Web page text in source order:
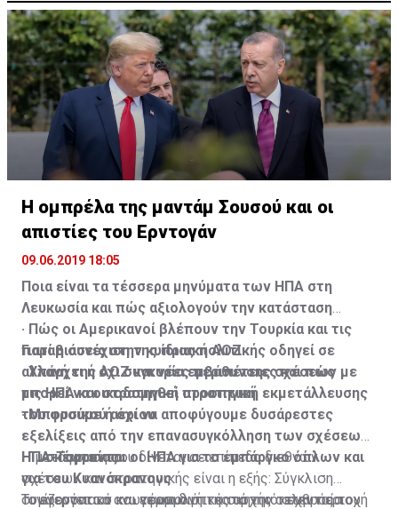
Η ομπρέλα της μαντάμ Σουσού και οι
απιστίες του Ερντογάν
09.06.2019 18:05
Ποια είναι τα τέσσερα μηνύματα των ΗΠΑ στη
Λευκωσία και πώς αξιολογούν την κατάσταση
Γιατί η συνέχιση της ίδιας πολιτικής οδηγεί σε
αλλαγή της ΑΟΖ και νέες περιπέτειες και πώς
μπορεί να οικοδομηθεί στρατηγική εκμετάλλευσης
του φυσικού αερίου
· Τι σκέφτονται οι ΗΠΑ για το εμπάργκο όπλων και
για του Κυανόκρανους
· Πώς οι Αμερικανοί βλέπουν την Τουρκία και τις
παραβιάσεις στην κυπριακή ΑΟΖ
· Υπάρχει ή όχι συγκυρία εμβάθυνσης σχέσεων με
τις ΗΠΑ και στρατηγική προοπτική
· Μπορούμε ή όχι να αποφύγουμε δυσάρεστες
εξελίξεις από την επανασυγκόλληση των σχέσεων
ΗΠΑ-Τουρκίας
Το ενεργειακό και γεωπολιτικό σκηνικό στην περιοχή
Η μετάφραση που δίνεται σε επίπεδο διεθνών
σχέσεων και στρατηγικής είναι η εξής: Σύγκλιση
συμφερόντων και εφαρμογή της αρχής ο εχθρός του
Τονίζονται τα ανωτέρω διότι κατά την τελευταία